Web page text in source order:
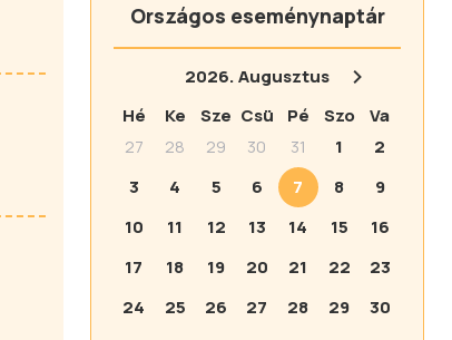
Országos eseménynaptár
2026.Augusztus
Hé
Ke Sze Csü Pé Szo
Va
27
28 29 30 31 1
2
3
4 5 6 7 8
9
10
11 12 13 14 15
16
17
18 19 20 21 22
23
24
25 26 27 28 29
30